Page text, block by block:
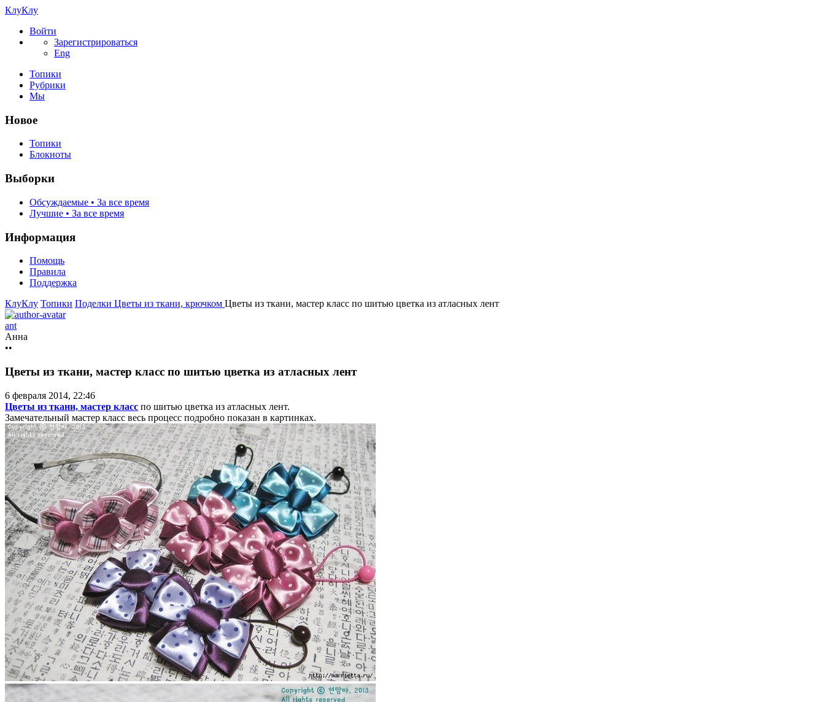
КлуКлу
Войти
Зарегистрироваться
Eng
Топики
Рубрики
Мы
Новое
Топики
Блокноты
Выборки
Обсуждаемые • За все время
Лучшие • За все время
Информация
Помощь
Правила
Поддержка
КлуКлу Топики Поделки Цветы из ткани, крючком Цветы из ткани, мастер класс по шитью цветка из атласных лент
ant
Анна
••
Цветы из ткани, мастер класс по шитью цветка из атласных лент
6 февраля 2014, 22:46
Цветы из ткани, мастер класс по шитью цветка из атласных лент.
Замечательный мастер класс весь процесс подробно показан в картинках.